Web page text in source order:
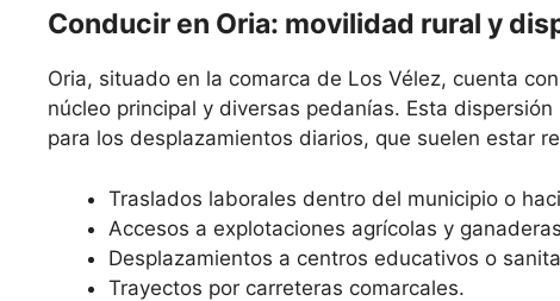
Conducir en Oria: movilidad rural y
Oria, situado en la comarca de Los Vélez, cuenta con
núcleo principal y diversas pedanías. Esta
para los desplazamientos diarios, que suelen estar
Traslados laborales dentro del municipio o
Accesos a explotaciones agrícolas y
Desplazamientos a centros educativos o
Trayectos por carreteras comarcales.